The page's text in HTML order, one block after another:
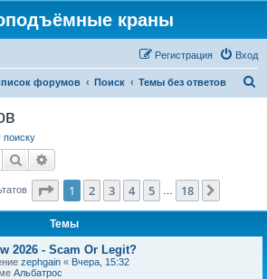
краны
Вход
Регистрация
форумов Поиск Темы без ответов
Поиск
Страница из 18
1 2 3 4 5 18
Темы
2026 - Scam Or Legit?
zephgain « Вчера, 15:32
Альбатрос